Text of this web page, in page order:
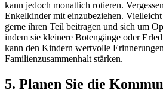
kann jedoch monatlich rotieren.
Enkelkinder mit einzubeziehen.
gerne ihren Teil beitragen und sich um
indem sie kleinere Botengänge oder
kann den Kindern wertvolle
Familienzusammenhalt stärken.
5. Planen Sie die